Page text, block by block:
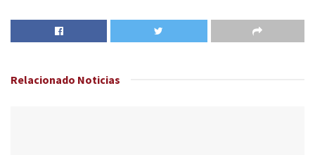
Relacionado Noticias